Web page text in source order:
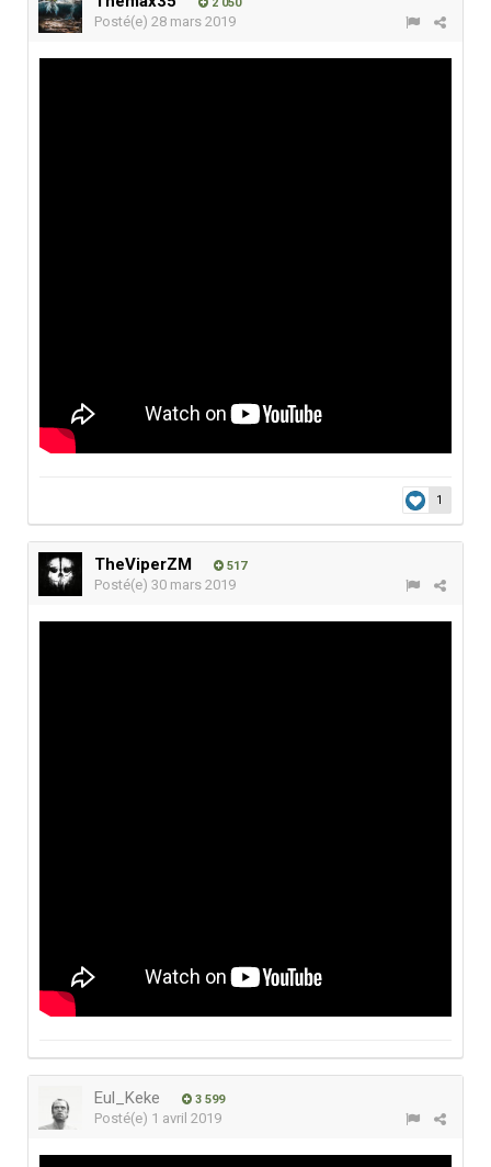
2 050
Posté(e) 28 mars 2019
1
TheViperZM 517
Posté(e) 30 mars 2019
Eul_Keke 3 599
Posté(e) 1 avril 2019